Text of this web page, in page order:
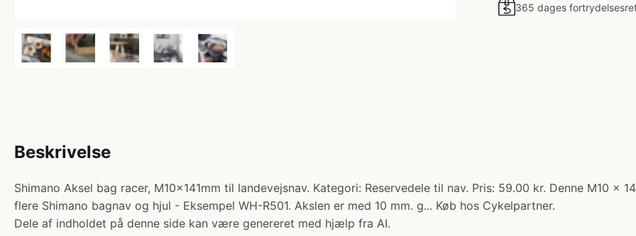
365 dages
Beskrivelse
Shimano Aksel bag racer, M10x141mm til landevejsnav. Kategori: Reservedele til nav. Pris: 59.00 kr. Denne M10 x
flere Shimano bagnav og hjul - Eksempel WH-R501. Akslen er med 10 mm. g... Køb hos Cykelpartner.
Dele af indholdet på denne side kan være genereret med hjælp fra AI.